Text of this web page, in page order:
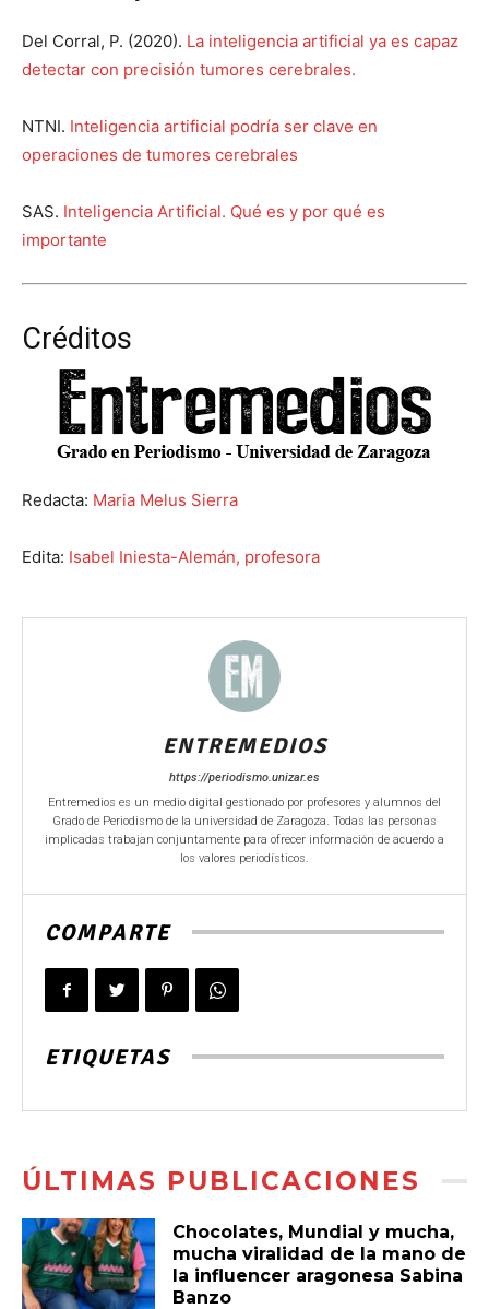
Del Corral, P. (2020). La inteligencia artificial ya es capaz
detectar con precisión tumores cerebrales.
NTNI. Inteligencia artificial podría ser clave en
operaciones de tumores cerebrales
SAS. Inteligencia Artificial. Qué es y por qué es
importante
Créditos
Redacta: Maria Melus Sierra
Edita: Isabel Iniesta-Alemán, profesora
ENTREMEDIOS
https://periodismo.unizar.es
Entremedios es un medio digital gestionado por profesores y alumnos del
Grado de Periodismo de la universidad de Zaragoza. Todas las personas
implicadas trabajan conjuntamente para ofrecer información de acuerdo a
los valores periodísticos.
COMPARTE
ETIQUETAS
ÚLTIMAS PUBLICACIONES
Chocolates, Mundial y mucha,
mucha viralidad de la mano de
la influencer aragonesa Sabina
Banzo